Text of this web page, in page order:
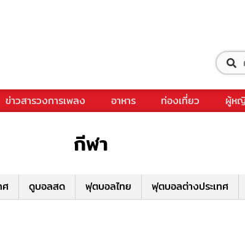
ข่าวสารวงการเพลง อาหาร ท่องเที่ยว ผู้ห
กีฬา
ศ ดูบอลสด ฟุตบอลไทย ฟุตบอลต่างประเทศ